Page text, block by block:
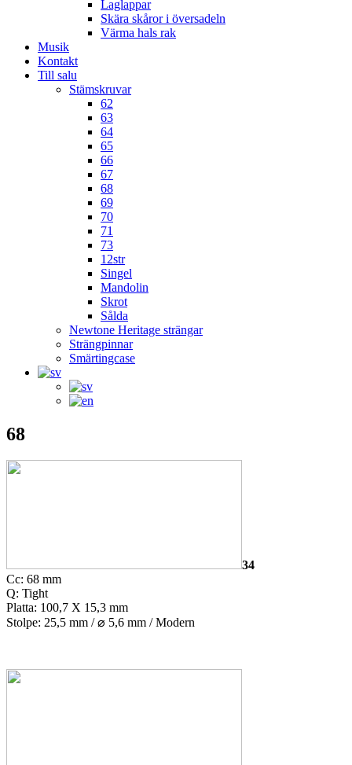
Laglappar
Skära skåror i översadeln
Värma hals rak
Musik
Kontakt
Till salu
Stämskruvar
62
63
64
65
66
67
68
69
70
71
73
12str
Singel
Mandolin
Skrot
Sålda
Newtone Heritage strängar
Strängpinnar
Smärtingcase
68
34
Cc: 68 mm
Q: Tight
Platta: 100,7 X 15,3 mm
Stolpe: 25,5 mm /⌀ 5,6 mm / Modern